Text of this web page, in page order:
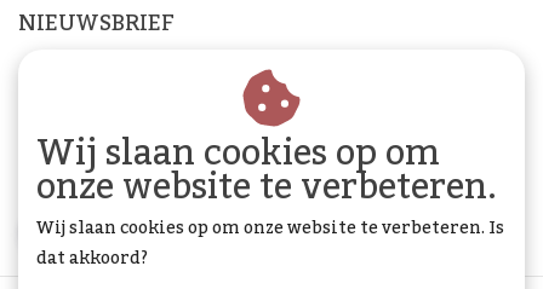
NIEUWSBRIEF
Abonneer je op onze nieuwsbrief om op de hoogte te
ABONNEER
Wij slaan cookies op om
onze website te verbeteren.
Wij slaan cookies op om onze website te verbeteren. Is
dat akkoord?